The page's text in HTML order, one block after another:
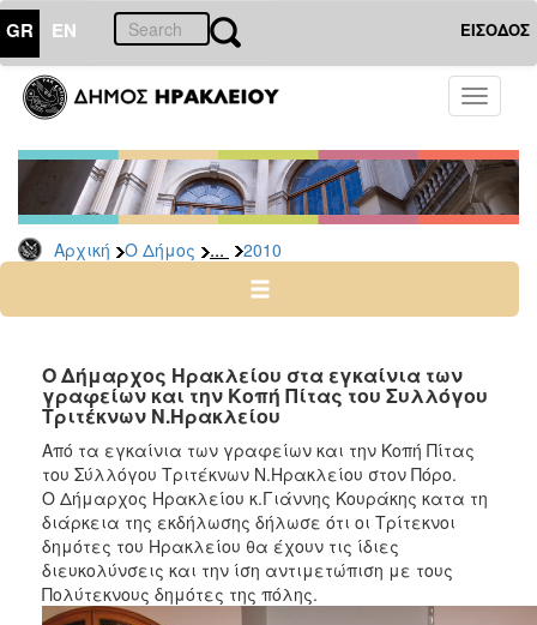
GR EN ΕΙΣΟΔΟΣ
Toggle
Αρχική Ο Δήμος ... 2010
ΔΗΜΟΣ
Δελτία
Τύπου
Αρχείο
2026
2024
2022
2020
2019
2018
2017
2016
Ο Δήμαρχος Ηρακλείου στα εγκαίνια των
γραφείων και την Κοπή Πίτας του Συλλόγου
Τριτέκνων Ν.Ηρακλείου
Από τα εγκαίνια των γραφείων και την Κοπή Πίτας
του Σύλλόγου Τριτέκνων Ν.Ηρακλείου στον Πόρο.
Ο Δήμαρχος Ηρακλείου κ.Γιάννης Κουράκης κατα τη
διάρκεια της εκδήλωσης δήλωσε ότι οι Τρίτεκνοι
δημότες του Ηρακλείου θα έχουν τις ίδιες
διευκολύνσεις και την ίση αντιμετώπιση με τους
Πολύτεκνους δημότες της πόλης.